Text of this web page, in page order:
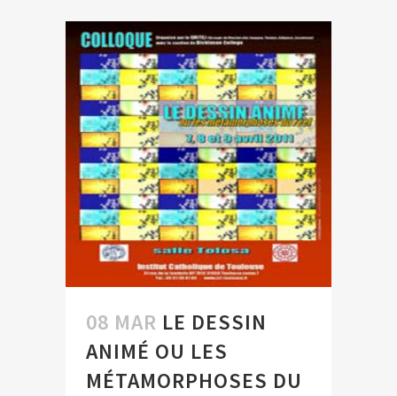
08 MAR LE DESSIN
ANIMÉ OU LES
MÉTAMORPHOSES DU